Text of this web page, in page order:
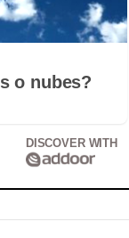
o nubes?
DISCOVER WITH